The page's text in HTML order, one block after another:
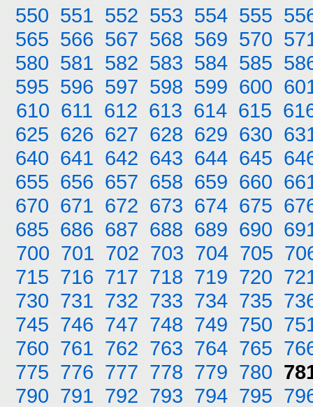
550 551 552 553 554 555
565 566 567 568 569 570
580 581 582 583 584 585
595 596 597 598 599 600
610 611 612 613 614 615
625 626 627 628 629 630
640 641 642 643 644 645
655 656 657 658 659 660
670 671 672 673 674 675
685 686 687 688 689 690
700 701 702 703 704 705
715 716 717 718 719 720
730 731 732 733 734 735
745 746 747 748 749 750
760 761 762 763 764 765
775 776 777 778 779 780
790 791 792 793 794 795